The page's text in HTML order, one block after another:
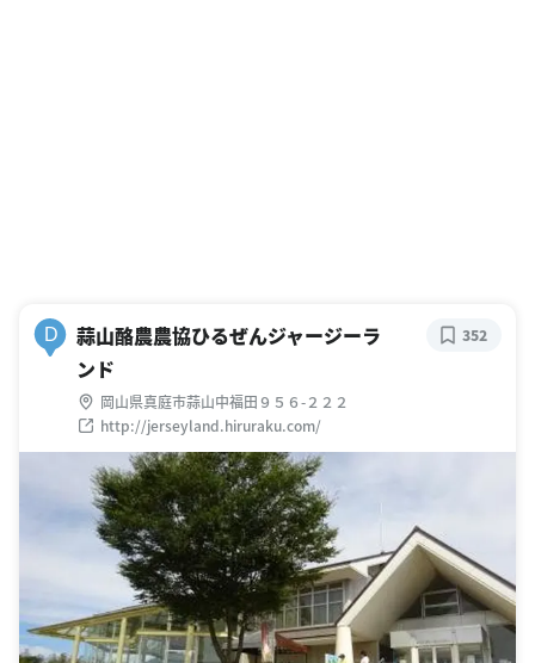
D
蒜山酪農農協ひるぜんジャージーラ
ンド
岡山県真庭市蒜山中福田９５６-２２２
http://jerseyland.hiruraku.com/
352